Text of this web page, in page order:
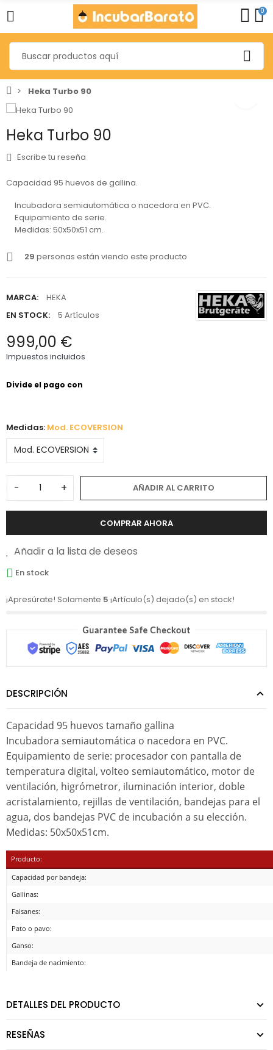
0
Heka Turbo 90
Heka Turbo 90
Escribe tu reseña
Capacidad 95 huevos de gallina.
Incubadora semiautomática o nacedora en PVC.
Equipamiento de serie.
Medidas: 50x50x51 cm.
29 personas están viendo este producto
MARCA:
HEKA
EN STOCK:
5 Artículos
999,00 €
Impuestos incluidos
Medidas: Mod. ECOVERSION
- + AÑADIR AL CARRITO
COMPRAR AHORA
Añadir a la lista de deseos
En stock
¡Apresúrate! Solamente 5 ¡Artículo(s) dejado(s) en stock!
DESCRIPCIÓN
Capacidad 95 huevos tamaño gallina
Incubadora semiautomática o nacedora en PVC.
Equipamiento de serie: procesador con pantalla de
temperatura digital, volteo semiautomático, motor de
ventilación, higrómetror, iluminación interior, doble
acristalamiento, rejillas de ventilación, bandejas para el
agua, dos bandejas PVC de incubación a su elección.
Medidas: 50x50x51cm.
Producto:
Capacidad por bandeja:
Gallinas:
Faisanes:
Pato o pavo:
Ganso:
Bandeja de nacimiento:
DETALLES DEL PRODUCTO
RESEÑAS